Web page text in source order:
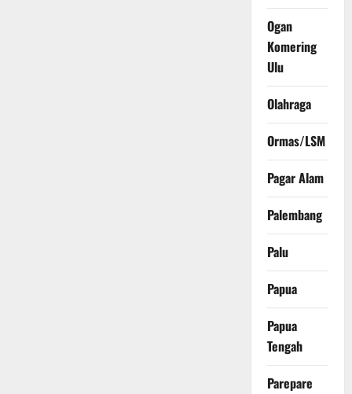
Ogan
Komering
Ulu
Olahraga
Ormas/LSM
Pagar Alam
Palembang
Palu
Papua
Papua
Tengah
Parepare